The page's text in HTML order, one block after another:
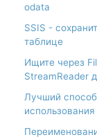
odata
SSIS -
таблице
Ищите через
StreamReader
Лучший способ